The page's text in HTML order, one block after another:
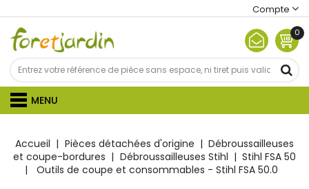
Compte
0
MENU
Accueil Pièces détachées d'origine
Débroussailleuses
et coupe-bordures
Débroussailleuses Stihl
Stihl FSA 50
Outils de coupe et consommables - Stihl FSA 50.0